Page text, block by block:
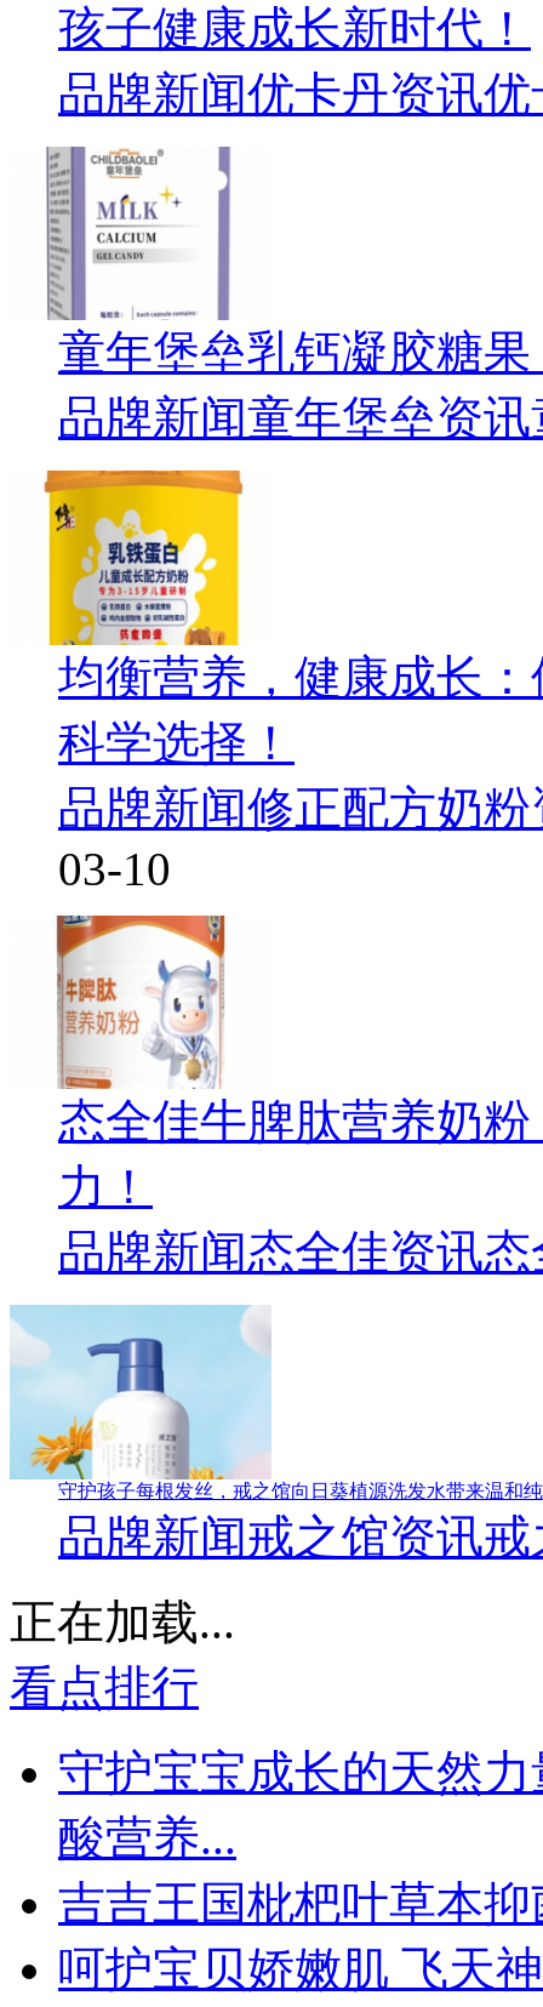
孩子健康成长新时代！
品牌新闻优卡丹资讯优
童年堡垒乳钙凝胶糖
品牌新闻童年堡垒资讯
均衡营养，健康成长
科学选择！
品牌新闻修正配方奶粉
03-10
态全佳牛脾肽营养奶
力！
品牌新闻态全佳资讯态
守护孩子每根发丝，戒之馆向日葵植源洗发水带来温和
品牌新闻戒之馆资讯戒
正在加载...
看点排行
守护宝宝成长的天然
酸营养...
吉吉王国枇杷叶草本
呵护宝贝娇嫩肌 飞天